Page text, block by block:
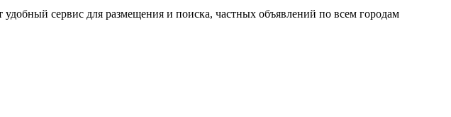
сервис для размещения и поиска, частных объявлений по всем городам